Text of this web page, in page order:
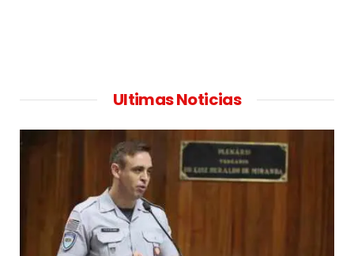
Ultimas Noticias